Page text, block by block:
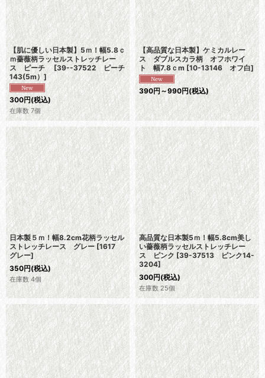
【肌に優しい日本製】5ｍ！幅5.8ｃ
ｍ薔薇柄ラッセルストレッチレー
ス ピーチ [39--37522 ピーチ
143(5m）]
300円(税込)
在庫数 7個
【高品質な日本製】ケミカルレー
ス ダブルスカラ柄 オフホワイ
ト 幅7.8ｃm [10-13146 オフ白]
390円 ～990円(税込)
日本製５ｍ！幅8.2cm花柄ラッセル
ストレッチレース グレー [1617
グレー]
350円(税込)
在庫数 4個
高品質な日本製5ｍ！幅5.8cm美し
い薔薇柄ラッセルストレッチレー
ス ピンク [39-37513 ピンク14-
3204]
300円(税込)
在庫数 25個